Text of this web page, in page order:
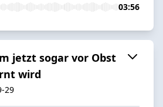
03:56
jetzt sogar vor Obst
wird
29